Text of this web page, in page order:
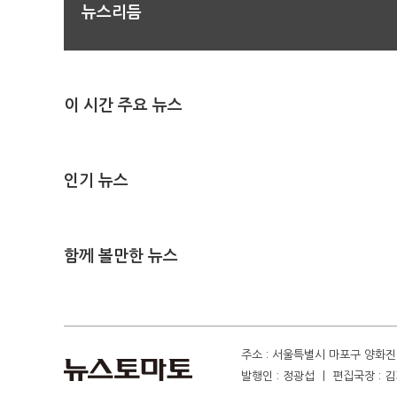
뉴스리듬
이 시간 주요 뉴스
인기 뉴스
함께 볼만한 뉴스
주소 : 서울특별시 마포구 양화
발행인 : 정광섭 ㅣ 편집국장 :